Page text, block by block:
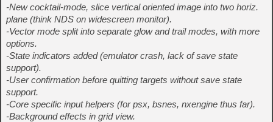
-New cocktail-mode, slice vertical oriented image into two horiz.
plane (think NDS on widescreen monitor).
-Vector mode split into separate glow and trail modes, with more
options.
-State indicators added (emulator crash, lack of save state
support).
-User confirmation before quitting targets without save state
support.
-Core specific input helpers (for psx, bsnes, nxengine thus far).
-Background effects in grid view.